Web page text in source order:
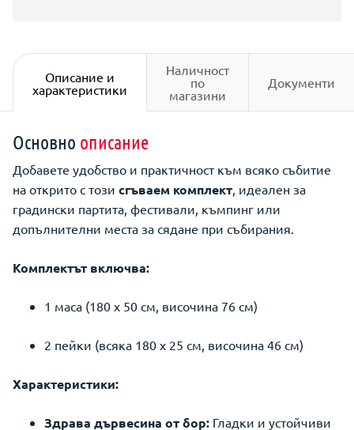
Описание и
характеристики
Наличност
по
магазини
Документи
Основно описание
Добавете удобство и практичност към всяко събитие
на открито с този сгъваем комплект, идеален за
градински партита, фестивали, къмпинг или
допълнителни места за сядане при събирания.
Комплектът включва:
1 маса (180 x 50 см, височина 76 см)
2 пейки (всяка 180 x 25 см, височина 46 см)
Характеристики:
Здрава дървесина от бор: Гладки и устойчиви